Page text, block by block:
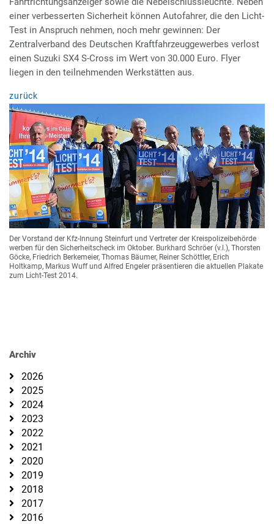
einer verbesserten Sicherheit können Autofahrer, die den Licht-
Test in Anspruch nehmen, noch mehr gewinnen: Der
Zentralverband des Deutschen Kraftfahrzeuggewerbes verlost
einen Suzuki SX4 S-Cross im Wert von 30.000 Euro. Flyer
liegen in den teilnehmenden Werkstätten aus.
zurück
Der Vorstand der Kfz-Innung Steinfurt und Vertreter der Kreispolizeibehörde
werben für den Sicherheitscheck im Oktober. Burkhard Schröer (v.l.), Thorsten
Göcke, Friedrich Berkemeier, Thomas Bäumer, Reiner Schöttler, Erich
Holtkamp, Markus Wuff und Alfred Engeler präsentieren die aktuellen Plakate
zum Licht-Test 2014.
Archiv
2026
2025
2024
2023
2022
2021
2020
2019
2018
2017
2016